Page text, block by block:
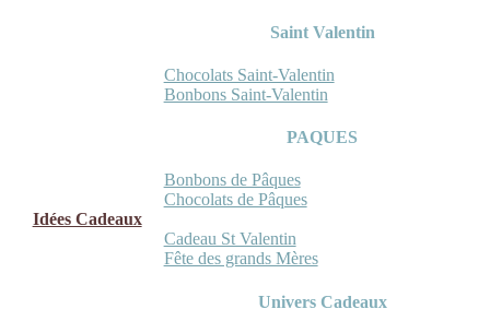
Saint Valentin
Chocolats Saint-Valentin
Bonbons Saint-Valentin
PAQUES
Bonbons de Pâques
Chocolats de Pâques
Idées Cadeaux
Cadeau St Valentin
Fête des grands Mères
Univers Cadeaux